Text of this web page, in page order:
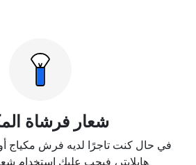
شعار فرشاة
في حال كنت تاجرًا لديه فرش مكياج
هايلايتر، فيجب عليك استخدام شعار فرشاة مكياج.